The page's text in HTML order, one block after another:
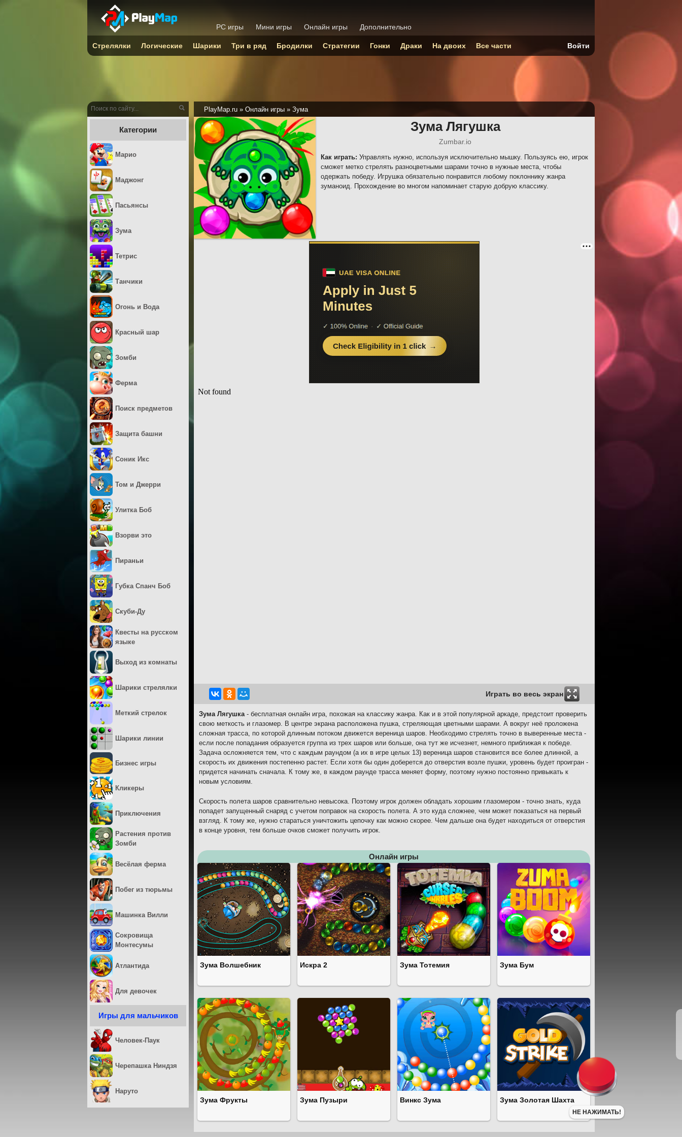
PlayMap.ru » Онлайн игры » Зума
Зума Лягушка
Zumbar.io
Как играть: Управлять нужно, используя исключительно мышку. Пользуясь ею, игрок
сможет метко стрелять разноцветными шарами точно в нужные места, чтобы
одержать победу. Игрушка обязательно понравится любому поклоннику жанра
зуманоид. Прохождение во многом напоминает старую добрую классику.
Играть во весь экран
Зума Лягушка- бесплатная онлайн игра, похожая на классику жанра. Как и в этой популярной аркаде, предстоит проверить
свою меткость и глазомер. В центре экрана расположена пушка, стреляющая цветными шарами. А вокруг неё проложена
сложная трасса, по которой длинным потоком движется вереница шаров. Необходимо стрелять точно в выверенные места -
если после попадания образуется группа из трех шаров или больше, она тут же исчезнет, немного приближая к победе.
Задача осложняется тем, что с каждым раундом (а их в игре целых 13) вереница шаров становится все более длинной, а
скорость их движения постепенно растет. Если хотя бы один доберется до отверстия возле пушки, уровень будет проигран -
придется начинать сначала. К тому же, в каждом раунде трасса меняет форму, поэтому нужно постоянно привыкать к
новым условиям.
Скорость полета шаров сравнительно невысока. Поэтому игрок должен обладать хорошим глазомером - точно знать, куда
попадет запущенный снаряд с учетом поправок на скорость полета. А это куда сложнее, чем может показаться на первый
взгляд. К тому же, нужно стараться уничтожить цепочку как можно скорее. Чем дальше она будет находиться от отверстия
в конце уровня, тем больше очков сможет получить игрок.
Онлайн игры
Зума Волшебник Искра 2 Зума Тотемия Зума Бум
Зума Фрукты Зума Пузыри Винкс Зума Зума Золотая Шахта
Категории
Марио
Маджонг
Пасьянсы
Зума
Тетрис
Танчики
Огонь и Вода
Красный шар
Зомби
Ферма
Поиск предметов
Защита башни
Соник Икс
Том и Джерри
Улитка Боб
Взорви это
Пираньи
Губка Спанч Боб
Скуби-Ду
Квесты на русском
языке
Выход из комнаты
Шарики стрелялки
Меткий стрелок
Шарики линии
Бизнес игры
Кликеры
Приключения
Растения против
Зомби
Весёлая ферма
Побег из тюрьмы
Машинка Вилли
Сокровища
Монтесумы
Атлантида
Для девочек
Игры для мальчиков
Человек-Паук
Черепашка Ниндзя
Наруто
PC игры Мини игры Онлайн игры Дополнительно
Стрелялки Логические Шарики Три в ряд Бродилки Стратегии Гонки Драки На двоих Все части Войти
НЕ НАЖИМАТЬ!